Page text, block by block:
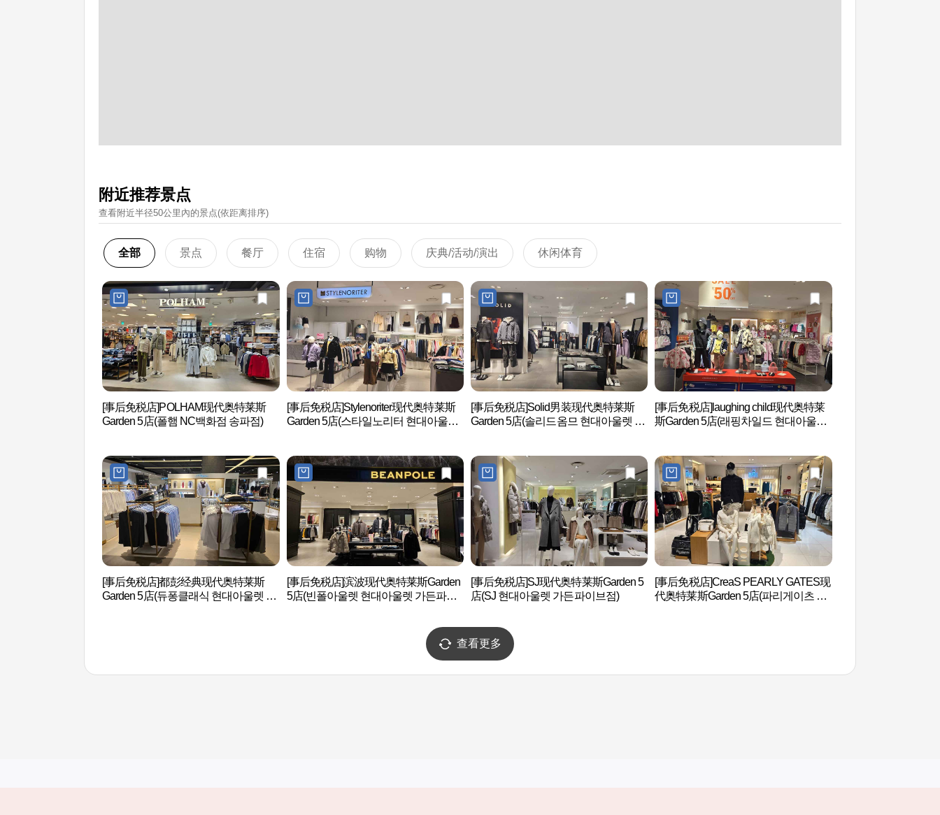
附近推荐景点
查看附近半径50公里內的景点(依距离排序)
全部 景点 餐厅 住宿 购物 庆典/活动/演出 休闲体育
[事后免税店]POLHAM现代奥特莱斯
Garden 5店(폴햄 NC백화점 송파점)
[事后免税店]Stylenoriter现代奥特莱斯
Garden 5店(스타일노리터 현대아울렛
[事后免税店]Solid男装现代奥特莱斯
Garden 5店(솔리드옴므 현대아울렛 가
[事后免税店]laughing child现代奥特莱
斯Garden 5店(래핑차일드 현대아울렛
[事后免税店]都彭经典现代奥特莱斯
Garden 5店(듀퐁클래식 현대아울렛 가
[事后免税店]滨波现代奥特莱斯Garden
5店(빈폴아울렛 현대아울렛 가든파이
[事后免税店]SJ现代奥特莱斯Garden 5
店(SJ 현대아울렛 가든파이브점)
[事后免税店]CreaS PEARLY GATES现
代奥特莱斯Garden 5店(파리게이츠 현
查看更多